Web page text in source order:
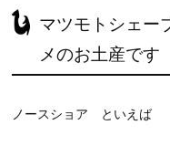
マツモトシェー
メのお土産です
ノースショア といえば